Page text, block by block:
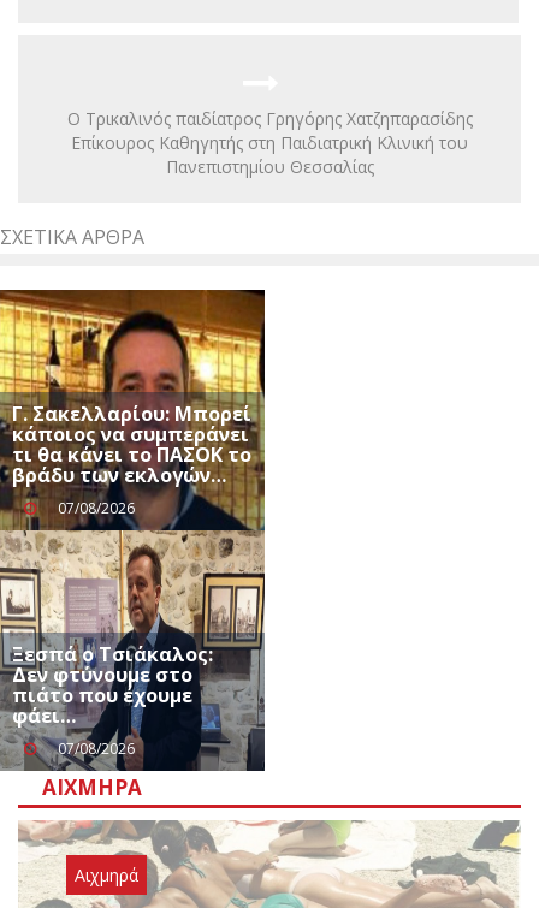
Ο Τρικαλινός παιδίατρος Γρηγόρης Χατζηπαρασίδης
Επίκουρος Καθηγητής στη Παιδιατρική Κλινική του
Πανεπιστημίου Θεσσαλίας
ΣΧΕΤΙΚΆ ΆΡΘΡΑ
Γ. Σακελλαρίου: Μπορεί
κάποιος να συμπεράνει
τι θα κάνει το ΠΑΣΟΚ το
βράδυ των εκλογών…
07/08/2026
Ξεσπά ο Τσιάκαλος:
Δεν φτύνουμε στο
πιάτο που έχουμε
φάει…
07/08/2026
ΑΙΧΜΗΡΆ
Αιχμηρά